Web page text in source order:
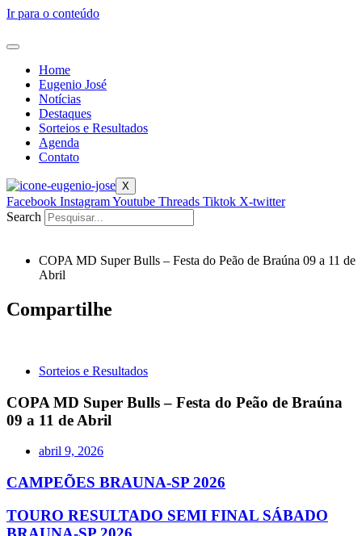
Ir para o conteúdo
Home
Eugenio José
Notícias
Destaques
Sorteios e Resultados
Agenda
Contato
X
Facebook InstagramYoutube Threads Tiktok X-twitter
Search
COPA MD Super Bulls – Festa do Peão de Braúna 09 a 11 de
Abril
Compartilhe
Sorteios e Resultados
COPA MD Super Bulls – Festa do Peão de Braúna
09 a 11 de Abril
abril 9, 2026
CAMPEÕES BRAUNA-SP 2026
TOURO RESULTADO SEMI FINAL SÁBADO